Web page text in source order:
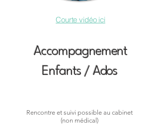
Courte vidéo ici
Accompagnement
Enfants / Ados
Rencontre et suivi possible au cabinet
(non médical)